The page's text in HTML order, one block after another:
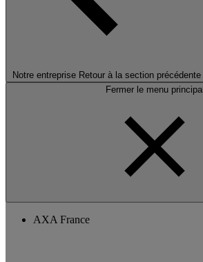
Notre entreprise Retour à la section précédente
Fermer le menu principal
AXA France